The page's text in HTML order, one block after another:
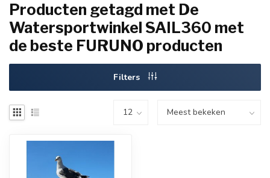
Producten getagd met De
Watersportwinkel SAIL360 met
de beste FURUNO producten
Filters